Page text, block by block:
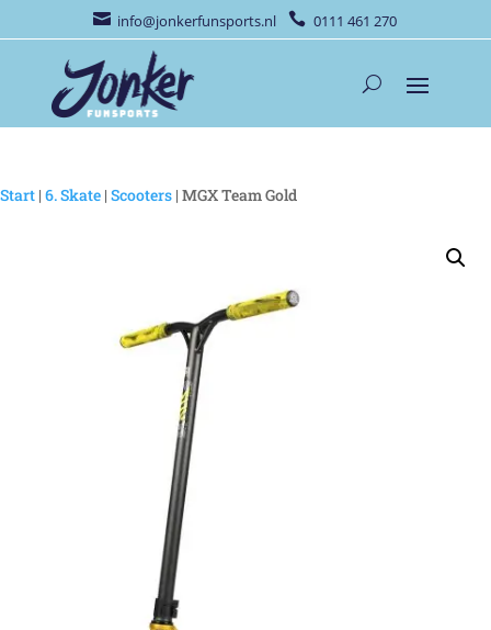
 info@jonkerfunsports.nl  0111 461 270
Start | 6. Skate | Scooters | MGX Team Gold